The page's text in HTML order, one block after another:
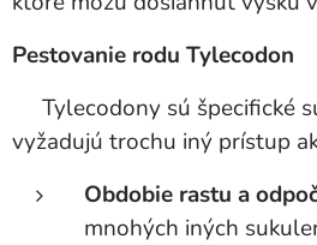
Pestovanie rodu Tylecodon
Tylecodony sú špecifické
vyžadujú trochu iný prístup
Obdobie rastu a
mnohých iných